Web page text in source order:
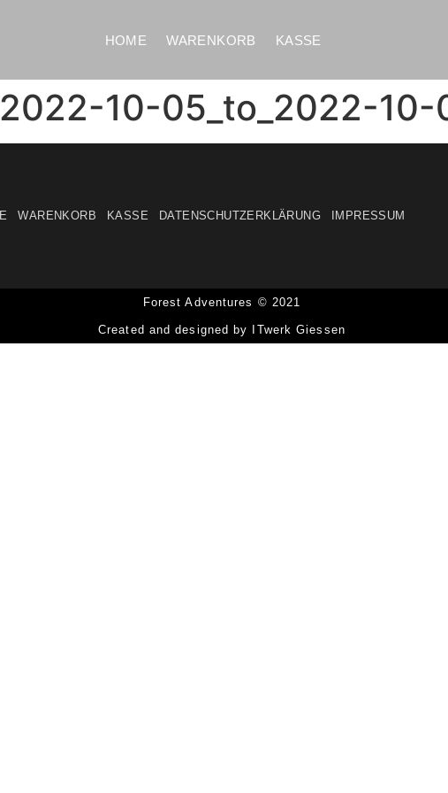
HOME WARENKORB KASSE
10-05_to_2022-10-
WARENKORB KASSE DATENSCHUTZERKLÄRUNG IMPRESSUM
Forest Adventures © 2021
Created and designed by ITwerk Giessen